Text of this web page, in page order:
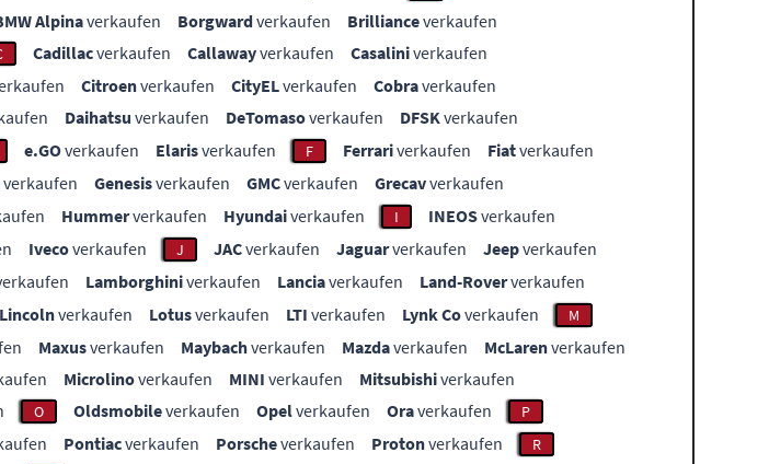
Alpinaverkaufen Borgwardverkaufen Brillianceverkaufen
Cadillacverkaufen Callawayverkaufen Casaliniverkaufen
Citroenverkaufen CityELverkaufen Cobraverkaufen
Daihatsu verkaufen DeTomasoverkaufen DFSKverkaufen
e.GOverkaufen Elarisverkaufen F Ferrariverkaufen Fiatverkaufen
verkaufen Genesisverkaufen GMCverkaufen Grecavverkaufen
Hummerverkaufen Hyundaiverkaufen I INEOSverkaufen
Ivecoverkaufen J JACverkaufen Jaguarverkaufen Jeepverkaufen
Lamborghiniverkaufen Lanciaverkaufen Land-Roververkaufen
Lincolnverkaufen Lotusverkaufen LTI verkaufen Lynk Coverkaufen M
Maxusverkaufen Maybachverkaufen Mazdaverkaufen McLarenverkaufen
Microlinoverkaufen MINI verkaufen Mitsubishiverkaufen
O Oldsmobileverkaufen Opelverkaufen Oraverkaufen P
Pontiacverkaufen Porscheverkaufen Protonverkaufen R